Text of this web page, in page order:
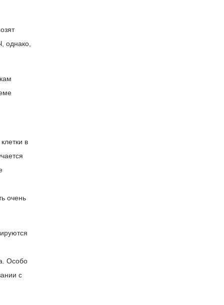
однако,
в
очень
Особо
с